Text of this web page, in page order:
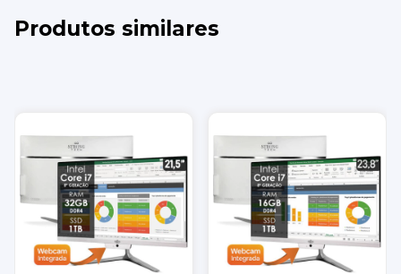
Produtos similares